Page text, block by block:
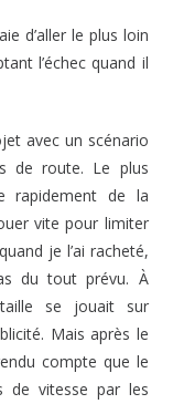
d’aller le plus loin
l’échec quand il
avec un scénario
de route. Le plus
rapidement de la
vite pour limiter
je l’ai racheté,
du tout prévu. À
se jouait sur
Mais après le
compte que le
de vitesse par les